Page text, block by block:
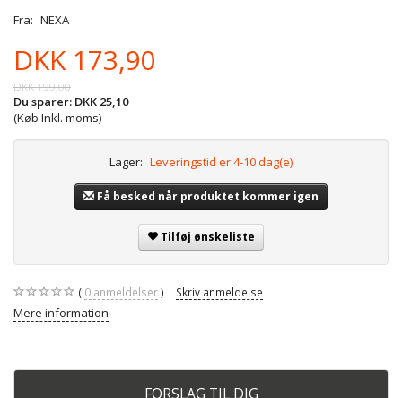
Fra: NEXA
DKK 173,90
DKK 199,00
Du sparer: DKK 25,10
(Køb Inkl. moms)
Lager: Leveringstid er 4-10 dag(e)
Få besked når produktet kommer igen
Tilføj ønskeliste
0 anmeldelser Skriv anmeldelse
Mere information
FORSLAG TIL DIG